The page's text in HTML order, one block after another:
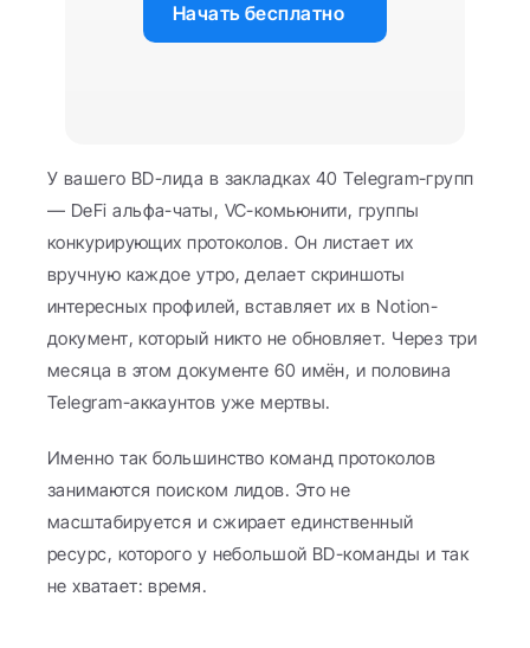
Начать бесплатно
У вашего BD-лида в закладках 40 Telegram-групп
— DeFi альфа-чаты, VC-комьюнити, группы
конкурирующих протоколов. Он листает их
вручную каждое утро, делает скриншоты
интересных профилей, вставляет их в Notion-
документ, который никто не обновляет. Через три
месяца в этом документе 60 имён, и половина
Telegram-аккаунтов уже мертвы.
Именно так большинство команд протоколов
занимаются поиском лидов. Это не
масштабируется и сжирает единственный
ресурс, которого у небольшой BD-команды и так
не хватает: время.